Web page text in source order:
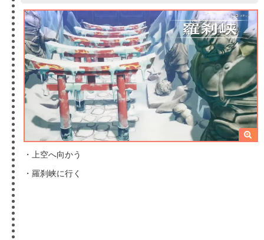
・上空へ向かう
・羅刹峡に行く